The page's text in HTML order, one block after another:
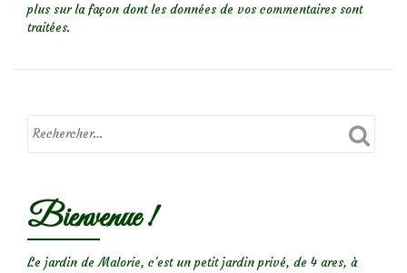
plus sur la façon dont les données de vos commentaires sont
traitées.
Bienvenue !
Le jardin de Malorie, c'est un petit jardin privé, de 4 ares, à